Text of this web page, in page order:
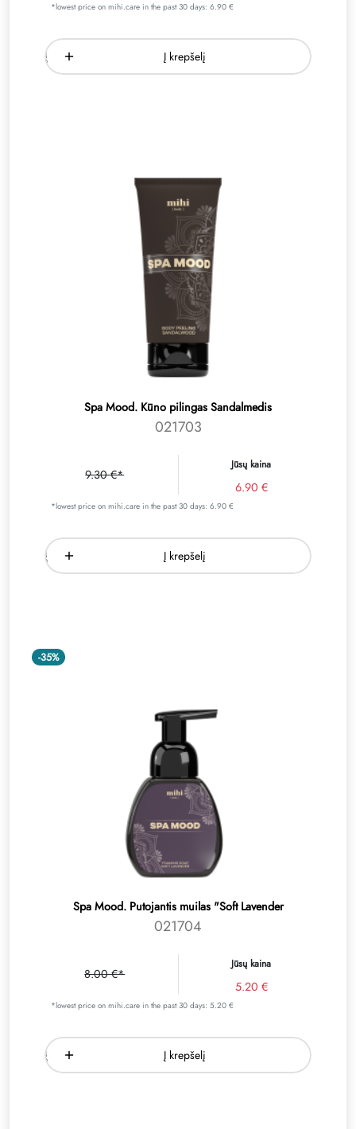
*lowest price on mihi.care in the past 30 days: 6.90 €
Į krepšelį
Spa Mood. Kūno pilingas Sandalmedis
021703
9.30 €*
Jūsų kaina
6.90 €
*lowest price on mihi.care in the past 30 days: 6.90 €
Į krepšelį
-35%
Spa Mood. Putojantis muilas "Soft Lavender
021704
8.00 €*
Jūsų kaina
5.20 €
*lowest price on mihi.care in the past 30 days: 5.20 €
Į krepšelį